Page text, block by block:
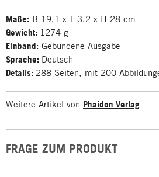
Maße: B 19,1 x T 3,2 x H 28 cm
Gewicht: 1274 g
Einband: Gebundene Ausgabe
Sprache: Deutsch
Details: 288 Seiten, mit 200
Weitere Artikel von Phaidon Verlag
FRAGE ZUM PRODUKT